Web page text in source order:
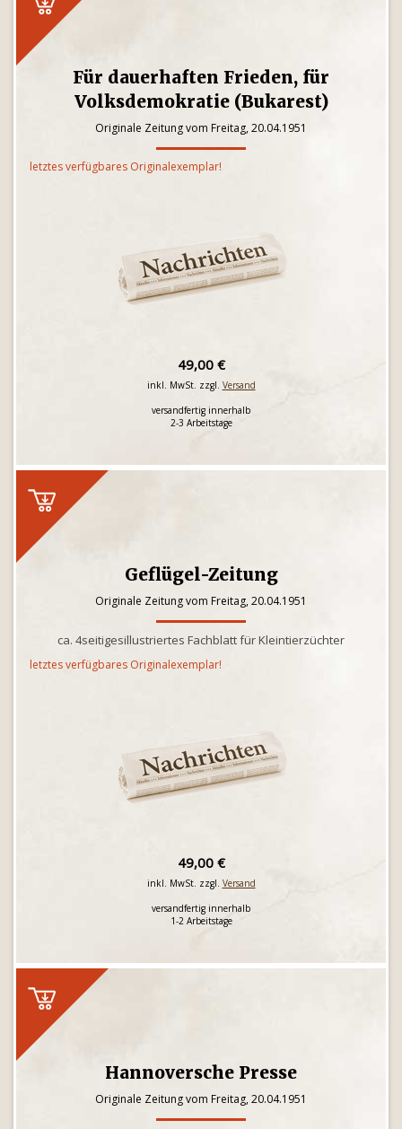
Für dauerhaften Frieden, für
Volksdemokratie (Bukarest)
Originale Zeitung vom Freitag, 20.04.1951
letztes verfügbares Originalexemplar!
49,00 €
inkl. MwSt. zzgl. Versand
versandfertig innerhalb
2-3 Arbeitstage
Geflügel-Zeitung
Originale Zeitung vom Freitag, 20.04.1951
ca. 4seitigesillustriertes Fachblatt für Kleintierzüchter
letztes verfügbares Originalexemplar!
49,00 €
inkl. MwSt. zzgl. Versand
versandfertig innerhalb
1-2 Arbeitstage
Hannoversche Presse
Originale Zeitung vom Freitag, 20.04.1951